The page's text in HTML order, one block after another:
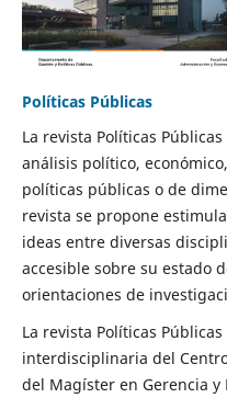
Políticas Públicas
La revista Políticas
análisis político,
políticas públicas o de
revista se propone
ideas entre diversas
accesible sobre su estado
orientaciones de
La revista Políticas
interdisciplinaria del
del Magíster en Gerencia y